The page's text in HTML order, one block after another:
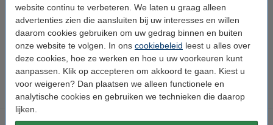
website continu te verbeteren. We laten u graag alleen
advertenties zien die aansluiten bij uw interesses en willen
daarom cookies gebruiken om uw gedrag binnen en buiten
onze website te volgen. In ons cookiebeleid leest u alles over
deze cookies, hoe ze werken en hoe u uw voorkeuren kunt
aanpassen. Klik op accepteren om akkoord te gaan. Kiest u
voor weigeren? Dan plaatsen we alleen functionele en
analytische cookies en gebruiken we technieken die daarop
lijken.
Blog: alles over het
nieuwe energielabel
WOOX slimme stekkers